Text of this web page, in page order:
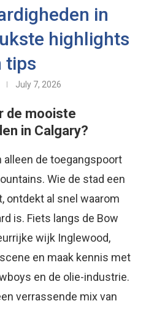
in
highlights
tips
July 7, 2026
de mooiste
in Calgary?
alleen de toegangspoort
Wie de stad een
ontdekt al snel waarom
is. Fiets langs de Bow
wijk Inglewood,
en maak kennis met
en de olie-industrie.
verrassende mix van